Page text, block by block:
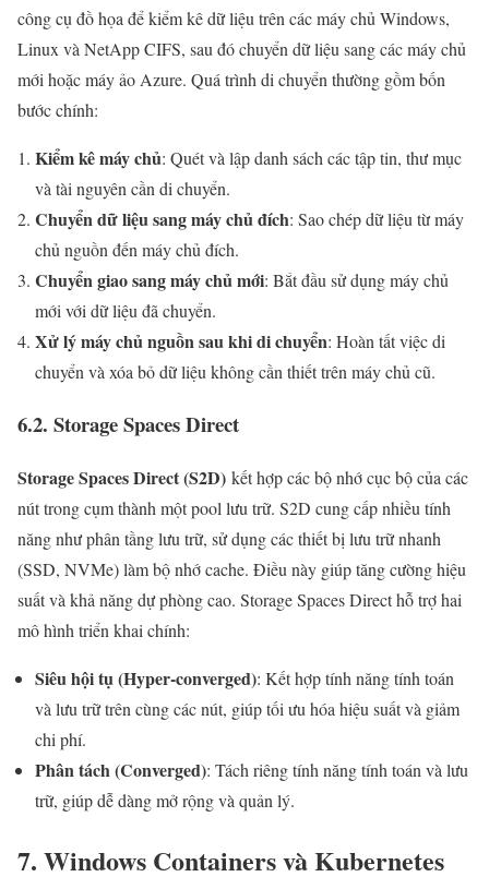
công cụ đồ họa để kiểm kê dữ liệu trên các máy chủ Windows,
Linux và NetApp CIFS, sau đó chuyển dữ liệu sang các máy chủ
mới hoặc máy ảo Azure. Quá trình di chuyển thường gồm bốn
bước chính:
Kiểm kê máy chủ: Quét và lập danh sách các tập tin, thư mục
và tài nguyên cần di chuyển.
Chuyển dữ liệu sang máy chủ đích: Sao chép dữ liệu từ máy
chủ nguồn đến máy chủ đích.
Chuyển giao sang máy chủ mới: Bắt đầu sử dụng máy chủ
mới với dữ liệu đã chuyển.
Xử lý máy chủ nguồn sau khi di chuyển: Hoàn tất việc di
chuyển và xóa bỏ dữ liệu không cần thiết trên máy chủ cũ.
6.2. Storage Spaces Direct
Storage Spaces Direct (S2D) kết hợp các bộ nhớ cục bộ của các
nút trong cụm thành một pool lưu trữ. S2D cung cấp nhiều tính
năng như phân tầng lưu trữ, sử dụng các thiết bị lưu trữ nhanh
(SSD, NVMe) làm bộ nhớ cache. Điều này giúp tăng cường hiệu
suất và khả năng dự phòng cao. Storage Spaces Direct hỗ trợ hai
mô hình triển khai chính:
Siêu hội tụ (Hyper-converged): Kết hợp tính năng tính toán
và lưu trữ trên cùng các nút, giúp tối ưu hóa hiệu suất và giảm
chi phí.
Phân tách (Converged): Tách riêng tính năng tính toán và lưu
trữ, giúp dễ dàng mở rộng và quản lý.
7. Windows Containers và Kubernetes